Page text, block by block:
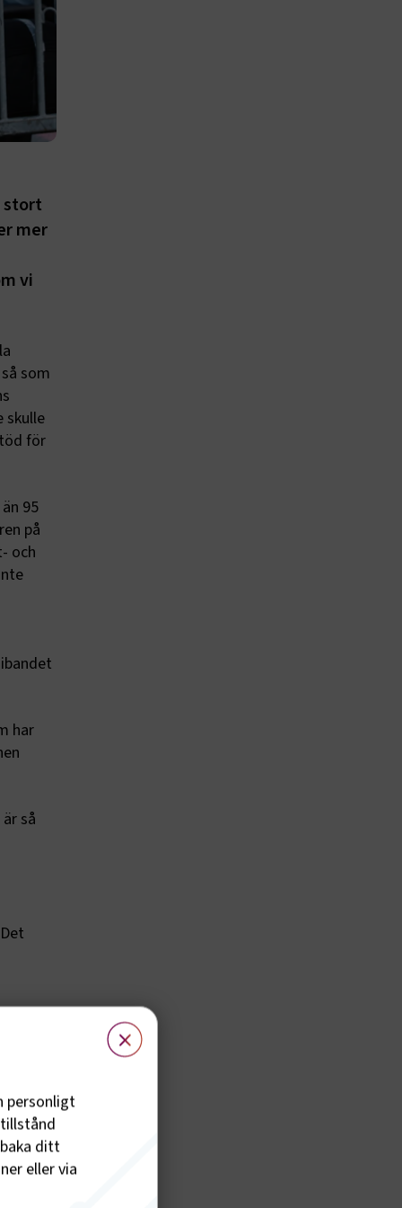
stort
mer
vi
som
skulle
för
95
på
och
har
så
vi
inte
×
personligt
ditt
eller via